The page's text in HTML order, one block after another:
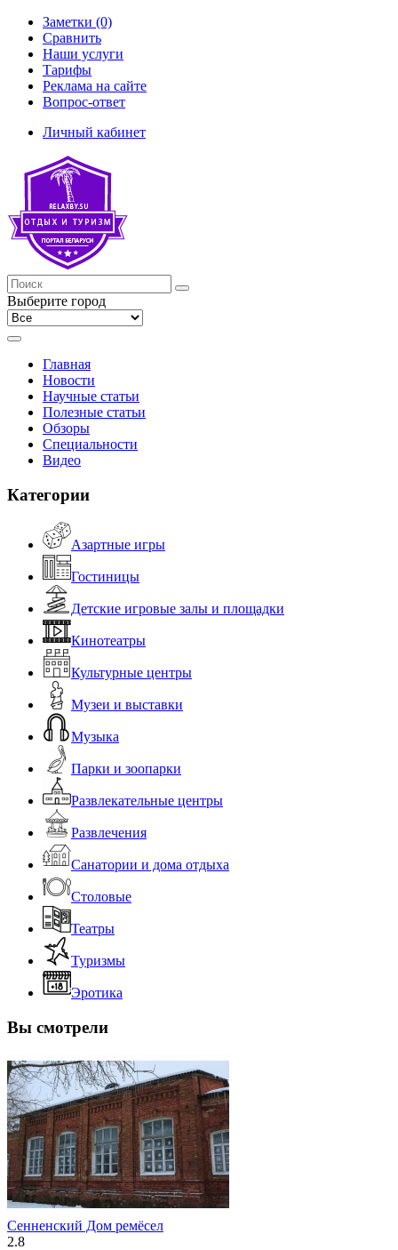
Заметки (0)
Сравнить
Наши услуги
Тарифы
Реклама на сайте
Вопрос-ответ
Личный кабинет
Выберите город
Главная
Новости
Научные статьи
Полезные статьи
Обзоры
Специальности
Видео
Категории
Азартные игры
Гостиницы
Детские игровые залы и площадки
Кинотеатры
Культурные центры
Музеи и выставки
Музыка
Парки и зоопарки
Развлекательные центры
Развлечения
Санатории и дома отдыха
Столовые
Театры
Туризмы
Эротика
Вы смотрели
Сенненский Дом ремёсел
2.8